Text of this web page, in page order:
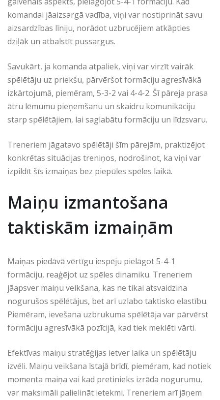
komandai jāaizsargā vadība, viņi var nostiprināt savu
aizsardzības līniju, norādot uzbrucējiem atkāpties
dziļāk un atbalstīt pussargus.
Savukārt, ja komanda atpaliek, viņi var virzīt vairāk
spēlētāju uz priekšu, pārvēršot formāciju agresīvākā
izkārtojumā, piemēram, 5-3-2 vai 4-4-2. Šī pāreja prasa
ātru lēmumu pieņemšanu un skaidru komunikāciju
starp spēlētājiem, lai saglabātu formāciju un līdzsvaru.
Treneriem jāgatavo spēlētāji šīm pārejām, praktizējot
konkrētas situācijas treniņos, nodrošinot, ka viņi var
izpildīt šīs izmaiņas bez piepūles spēles laikā.
Maiņu izmantošana
taktiskām izmaiņām
Maiņas piedāvā vērtīgu iespēju pielāgot 5-4-1
formāciju, reaģējot uz spēles dinamiku. Treneriem
jāapsver maiņu veikšana, kas ne tikai atsvaidzina
nogurušos spēlētājus, bet arī uzlabo taktisko elastību.
Piemēram, ievešana uzbrukuma spēlētāja var pārvērst
formāciju agresīvākā pozīcijā, kad tiek meklēti vārti.
Efektīvas maiņu stratēģijas ietver laika un spēlētāju
izvēli. Maiņu veikšana īstajā brīdī, piemēram, kad notiek
momenta maiņa vai kad pretinieks izrāda nogurumu,
var maksimāli palielināt ietekmi. Treneriem arī jāņem